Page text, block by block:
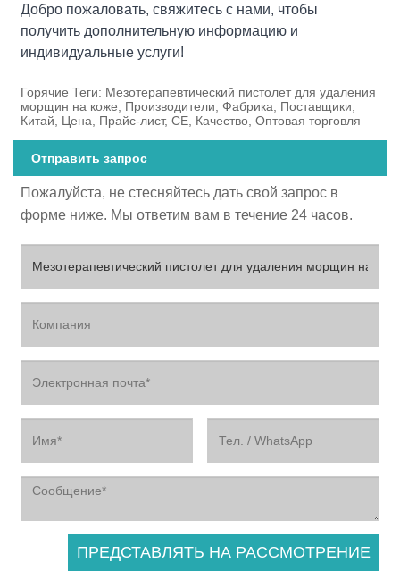
Добро пожаловать, свяжитесь с нами, чтобы
получить дополнительную информацию и
индивидуальные услуги!
Горячие Теги: Мезотерапевтический пистолет для удаления
морщин на коже, Производители, Фабрика, Поставщики,
Китай, Цена, Прайс-лист, CE, Качество, Оптовая торговля
Отправить запрос
Пожалуйста, не стесняйтесь дать свой запрос в
форме ниже. Мы ответим вам в течение 24 часов.